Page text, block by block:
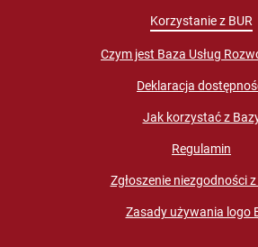
Korzystanie z BUR
Czym jest Baza Usług
Deklaracja
Jak korzystać z
Regulamin
Zgłoszenie niezgodności z
Zasady używania logo